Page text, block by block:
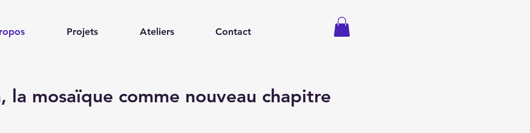
Projets Ateliers Contact
la mosaïque comme nouveau chapitre